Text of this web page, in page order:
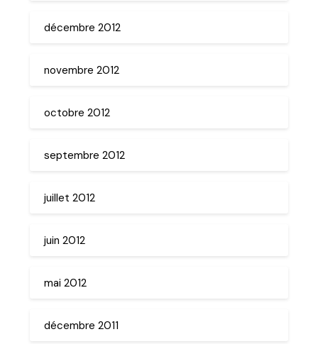
décembre 2012
novembre 2012
octobre 2012
septembre 2012
juillet 2012
juin 2012
mai 2012
décembre 2011